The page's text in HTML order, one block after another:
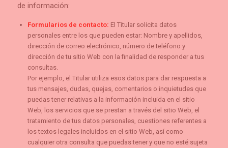
de información:
Formularios de contacto: El Titular solicita datos
personales entre los que pueden estar: Nombre y apellidos,
dirección de correo electrónico, número de teléfono y
dirección de tu sitio Web con la finalidad de responder a tus
consultas.
Por ejemplo, el Titular utiliza esos datos para dar respuesta a
tus mensajes, dudas, quejas, comentarios o inquietudes que
puedas tener relativas a la información incluida en el sitio
Web, los servicios que se prestan a través del sitio Web, el
tratamiento de tus datos personales, cuestiones referentes a
los textos legales incluidos en el sitio Web, así como
cualquier otra consulta que puedas tener y que no esté sujeta